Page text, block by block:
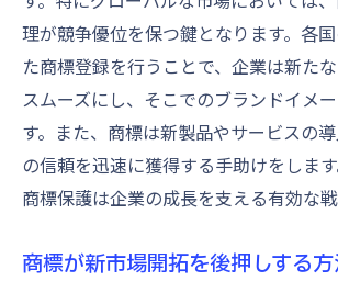
理が競争優位を保つ鍵となります。各
た商標登録を行うことで、企業は新た
スムーズにし、そこでのブランドイメ
す。また、商標は新製品やサービスの
の信頼を迅速に獲得する手助けをします
商標保護は企業の成長を支える有効な戦
商標が新市場開拓を後押しする